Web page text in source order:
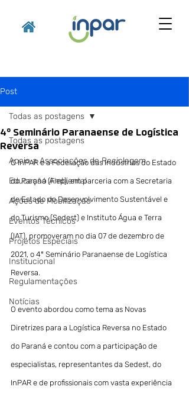
Post
Todas as postagens
Apoio a Associações de Reciclagem
Educação Ambiental
Ações de Mobilização
Eventos Técnicos
Projetos Especiais
Institucional
Regulamentações
Notícias
Todas as postagens
4º Seminário Paranaense de Logística
Reversa
O InPAR e a Federação das Indústrias do Estado
do Paraná (Fiep), em parceria com a Secretaria
de Estado do Desenvolvimento Sustentável e
do Turismo (Sedest) e Instituto Água e Terra
(IAT), promoveram no dia 07 de dezembro de
2021, o 4º Seminário Paranaense de Logística
Reversa.
O evento abordou como tema as Novas
Diretrizes para a Logística Reversa no Estado
do Paraná e contou com a participação de
especialistas, representantes da Sedest, do
InPAR e de profissionais com vasta experiência